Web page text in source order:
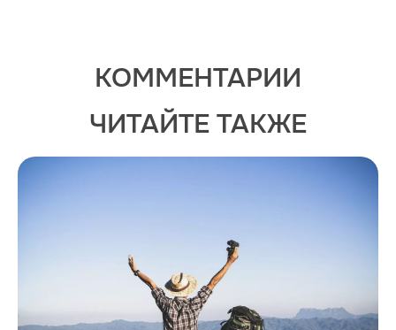
КОММЕНТАРИИ
ЧИТАЙТЕ ТАКЖЕ